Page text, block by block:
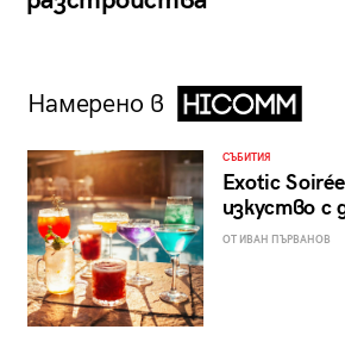
Намерено в
СЪБИТИЯ
Exotic
изкуство с
ОТ ИВАН ПЪРВАНОВ